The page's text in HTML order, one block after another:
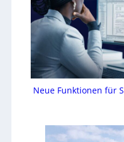
Neue Funktionen für